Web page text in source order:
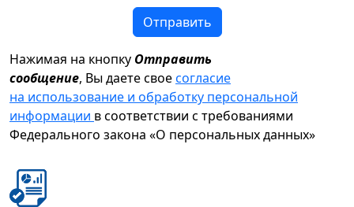
Отправить
Нажимая на кнопку Отправить
сообщение, Вы даете своесогласие
на использование и обработку персональной
информации в соответствии с требованиями
Федерального закона «О персональных данных»